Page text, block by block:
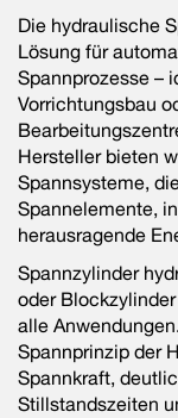
Die hydraulische
Lösung für
Spannprozesse –
Vorrichtungsbau
Hersteller bieten
Spannsysteme,
Spannelemente,
herausragende
Spannzylinder
oder
alle
Spannprinzip der
Spannkraft,
Stillstandszeiten